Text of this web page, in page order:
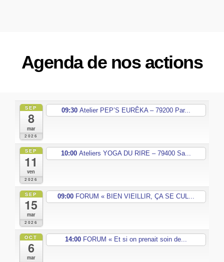
Agenda de nos actions
SEP
8
mar
2026
09:30 Atelier PEP’S EURÊKA – 79200 Par...
SEP
11
ven
2026
10:00 Ateliers YOGA DU RIRE – 79400 Sa...
SEP
15
mar
2026
09:00 FORUM « BIEN VIEILLIR, ÇA SE CUL...
OCT
6
mar
14:00 FORUM « Et si on prenait soin de...